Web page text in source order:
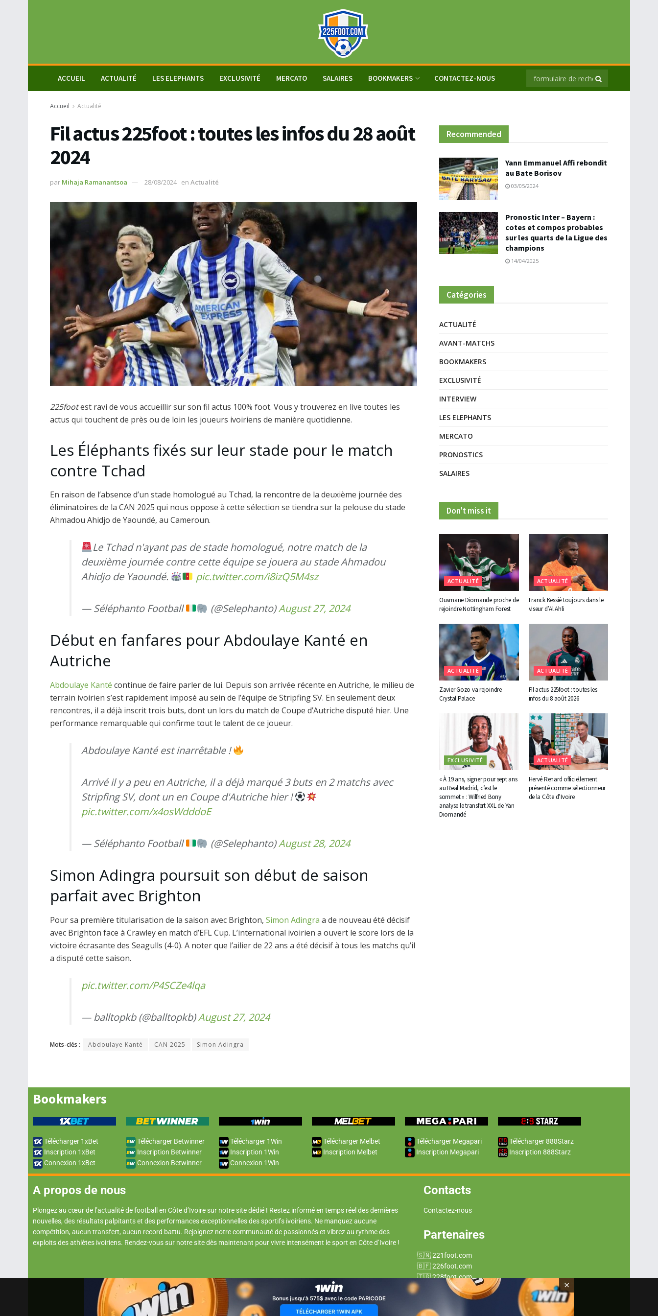
ACCUEIL ACTUALITÉ LES ELEPHANTS EXCLUSIVITÉ MERCATO SALAIRES BOOKMAKERS CONTACTEZ-NOUS
Accueil Actualité
Fil actus 225foot : toutes les infos du 28 août
2024
par Mihaja Ramanantsoa 28/08/2024 en Actualité
225footest ravi de vous accueillir sur son fil actus 100% foot. Vous y trouverez en live toutes les
actus qui touchent de près ou de loin les joueurs ivoiriens de manière quotidienne.
Les Éléphants fixés sur leur stade pour le match
contre Tchad
En raison de l’absence d’un stade homologué au Tchad, la rencontre de la deuxième journée des
éliminatoires de la CAN 2025 qui nous oppose à cette sélection se tiendra sur la pelouse du stade
Ahmadou Ahidjo de Yaoundé, au Cameroun.
Le Tchad n'ayant pas de stade homologué, notre match de la
deuxième journée contre cette équipe se jouera au stade Ahmadou
Ahidjo de Yaoundé.
pic.twitter.com/i8izQ5M4sz
— Séléphanto Football (@Selephanto)August 27, 2024
Début en fanfares pour Abdoulaye Kanté en
Autriche
Abdoulaye Kanté continue de faire parler de lui. Depuis son arrivée récente en Autriche, le milieu de
terrain ivoirien s’est rapidement imposé au sein de l’équipe de Stripfing SV. En seulement deux
rencontres, il a déjà inscrit trois buts, dont un lors du match de Coupe d’Autriche disputé hier. Une
performance remarquable qui confirme tout le talent de ce joueur.
Abdoulaye Kanté est inarrêtable !
Arrivé il y a peu en Autriche, il a déjà marqué 3 buts en 2 matchs avec
Stripfing SV, dont un en Coupe d'Autriche hier !
pic.twitter.com/x4osWdddoE
— Séléphanto Football (@Selephanto)August 28, 2024
Simon Adingra poursuit son début de saison
parfait avec Brighton
Pour sa première titularisation de la saison avec Brighton, Simon Adingra a de nouveau été décisif
avec Brighton face à Crawley en match d’EFL Cup. L’international ivoirien a ouvert le score lors de la
victoire écrasante des Seagulls (4-0). A noter que l’ailier de 22 ans a été décisif à tous les matchs qu’il
a disputé cette saison.
pic.twitter.com/P4SCZe4lqa
— balltopkb (@balltopkb)August 27, 2024
Mots-clés : Abdoulaye Kanté CAN 2025 Simon Adingra
Recommended
Yann Emmanuel Affi rebondit
au Bate Borisov
03/05/2024
Pronostic Inter – Bayern :
cotes et compos probables
sur les quarts de la Ligue des
champions
14/04/2025
Catégories
ACTUALITÉ
AVANT-MATCHS
BOOKMAKERS
EXCLUSIVITÉ
INTERVIEW
LES ELEPHANTS
MERCATO
PRONOSTICS
SALAIRES
Don't miss it
ACTUALITÉ
Ousmane Diomande proche de
rejoindre Nottingham Forest
ACTUALITÉ
Franck Kessié toujours dans le
viseur d’Al Ahli
ACTUALITÉ
Zavier Gozo va rejoindre
Crystal Palace
ACTUALITÉ
Fil actus 225foot : toutes les
infos du 8 août 2026
EXCLUSIVITÉ
« À 19 ans, signer pour sept ans
au Real Madrid, c’est le
sommet » : Wilfried Bony
analyse le transfert XXL de Yan
Diomandé
ACTUALITÉ
Hervé Renard officiellement
présenté comme sélectionneur
de la Côte d’Ivoire
Bookmakers
Télécharger 1xBet
Inscription 1xBet
Connexion 1xBet
Télécharger Betwinner
Inscription Betwinner
Connexion Betwinner
Télécharger 1Win
Inscription 1Win
Connexion 1Win
Télécharger Melbet
Inscription Melbet
Télécharger Megapari
Inscription Megapari
Télécharger 888Starz
Inscription 888Starz
A propos de nous
Plongez au cœur de l’actualité de football en Côte d’Ivoire sur notre site dédié ! Restez informé en temps réel des dernières
nouvelles, des résultats palpitants et des performances exceptionnelles des sportifs ivoiriens. Ne manquez aucune
compétition, aucun transfert, aucun record battu. Rejoignez notre communauté de passionnés et vibrez au rythme des
exploits des athlètes ivoiriens. Rendez-vous sur notre site dès maintenant pour vivre intensément le sport en Côte d’Ivoire !
Contacts
Contactez-nous
Partenaires
221foot.com
226foot.com
228foot.com
229foot.com
237foot.com
243foot.com
×